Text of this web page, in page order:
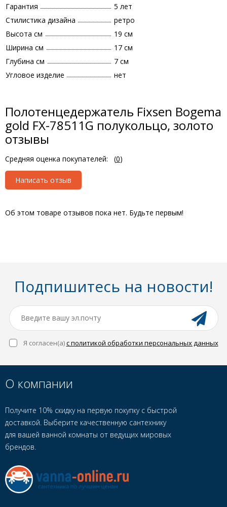
Гарантия
5 лет
Стилистика дизайна
ретро
Высота см
19 см
Ширина см
17 см
Глубина см
7 см
Угловое изделие
нет
Полотенцедержатель Fixsen Bogema
gold FX-78511G полукольцо, золото
отзывы
Средняя оценка покупателей: (0)
Написать отзыв
Об этом товаре отзывов пока нет. Будьте первым!
Подпишитесь на новости!
Я согласен(a)с политикой обработки персональных данных
О компании
Получите 10% скидку на первую покупку с быстрой
доставкой. Выберите качественную сантехнику
для вашей ванной комнаты от ведущих мировых
брендов.